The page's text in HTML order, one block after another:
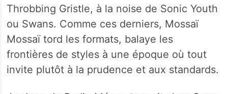
Throbbing Gristle, à la noise de Sonic Youth
ou Swans. Comme ces derniers, Mossaï
Mossaï tord les formats, balaye les
frontières de styles à une époque où tout
invite plutôt à la prudence et aux standards.